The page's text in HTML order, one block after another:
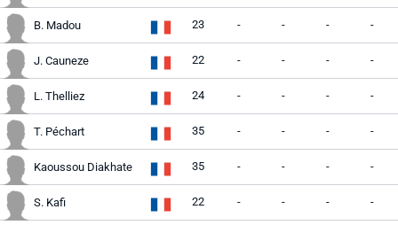
B. Madou 23 - - - -
J. Cauneze 22 - - - -
L. Thelliez 24 - - - -
T. Péchart 35 - - - -
Kaoussou Diakhate 35 - - - -
S. Kafi 22 - - - -